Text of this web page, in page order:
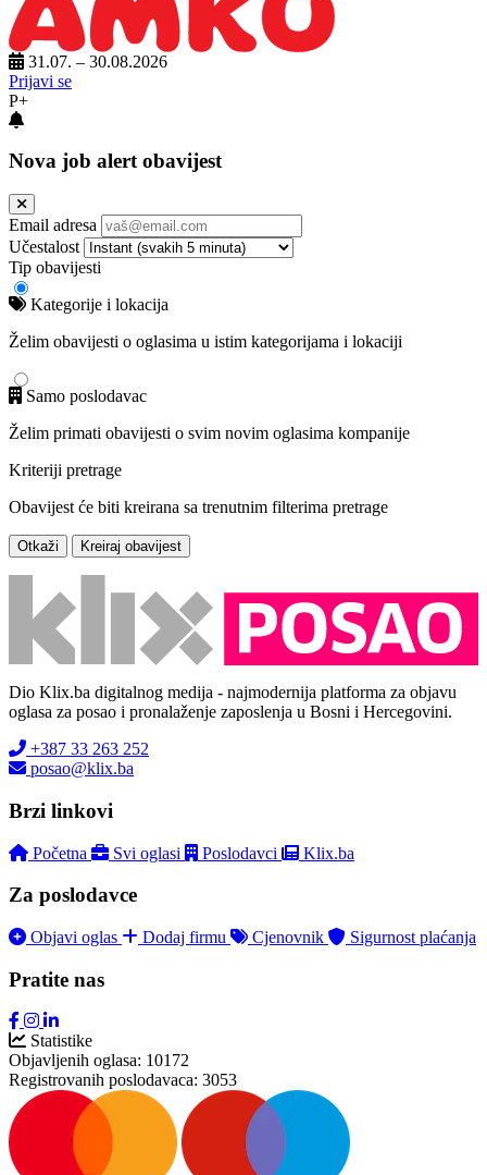
31.07. – 30.08.2026
Prijavi se
P+
Nova job alert obavijest
Email adresa
Učestalost
Tip obavijesti
Kategorije i lokacija
Želim obavijesti o oglasima u istim kategorijama i lokaciji
Samo poslodavac
Želim primati obavijesti o svim novim oglasima kompanije
Kriteriji pretrage
Obavijest će biti kreirana sa trenutnim filterima pretrage
Otkaži Kreiraj obavijest
Dio Klix.ba digitalnog medija - najmodernija platforma za objavu
oglasa za posao i pronalaženje zaposlenja u Bosni i Hercegovini.
+387 33 263 252
posao@klix.ba
Brzi linkovi
Početna Svi oglasi Poslodavci Klix.ba
Za poslodavce
Objavi oglas Dodaj firmu Cjenovnik Sigurnost plaćanja
Pratite nas
Statistike
Objavljenih oglasa: 10172
Registrovanih poslodavaca: 3053